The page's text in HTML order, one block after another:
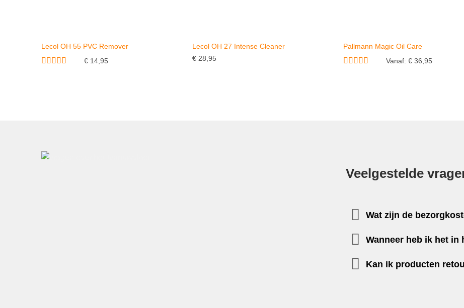
Lecol OH 55 PVC Remover
€14,95
Lecol OH 27 Intense Cleaner
€28,95
Pallmann Magic Oil Care
Vanaf: €36,95
Veelgestelde
Wat zijn de
Wanneer heb ik het in
Kan ik producten